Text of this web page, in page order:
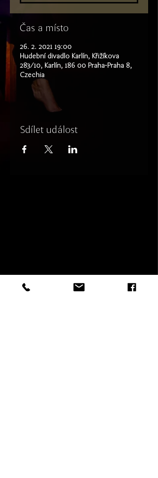
Čas a místo
26. 2. 2021 19:00
Hudební divadlo Karlín, Křižíkova
283/10, Karlín, 186 00 Praha-Praha 8,
Czechia
Sdílet událost